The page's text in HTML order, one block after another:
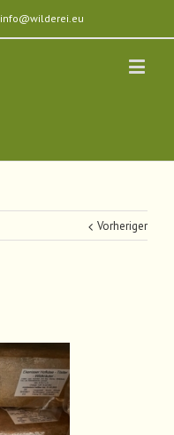
info@wilderei.eu
Vorheriger